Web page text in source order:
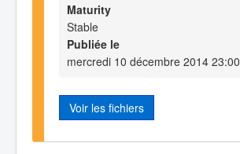
Maturity
Stable
Publiée le
mercredi 10 décembre 2014 23:00
Voir les fichiers